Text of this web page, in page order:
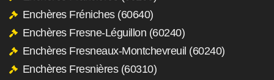
Enchères Fréniches (60640)
Enchères Fresne-Léguillon (60240)
Enchères Fresneaux-Montchevreuil (60240)
Enchères Fresnières (60310)